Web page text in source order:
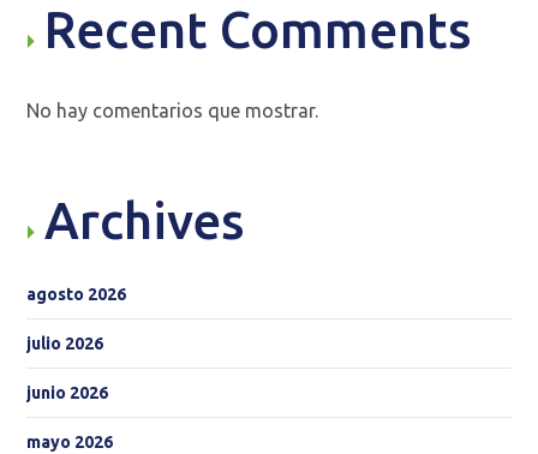
Recent Comments
No hay comentarios que mostrar.
Archives
agosto 2026
julio 2026
junio 2026
mayo 2026